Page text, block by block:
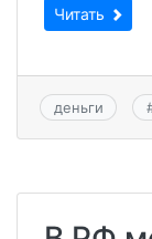
Читать
деньги